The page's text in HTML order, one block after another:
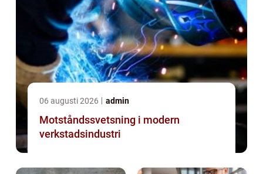
06 augusti 2026 admin
Motståndssvetsning i modern
verkstadsindustri